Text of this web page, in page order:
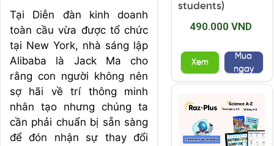
Tại Diễn đàn kinh doanh
toàn cầu vừa được tổ chức
tại New York, nhà sáng lập
Alibaba là Jack Ma cho
rằng con người không nên
sợ hãi về trí thông minh
nhân tạo nhưng chúng ta
cần phải chuẩn bị sẵn sàng
để đón nhận sự thay đổi
students)
490.000 VND
Xem
Mua
ngay